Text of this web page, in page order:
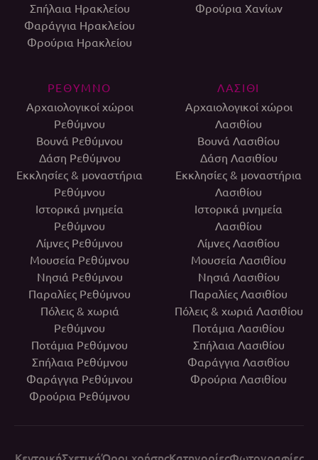
Σπήλαια Ηρακλείου
Φαράγγια Ηρακλείου
Φρούρια Ηρακλείου
Φρούρια Χανίων
ΡΕΘΥΜΝΟ
Αρχαιολογικοί χώροι
Ρεθύμνου
Βουνά Ρεθύμνου
Δάση Ρεθύμνου
Εκκλησίες & μοναστήρια
Ρεθύμνου
Ιστορικά μνημεία
Ρεθύμνου
Λίμνες Ρεθύμνου
Μουσεία Ρεθύμνου
Νησιά Ρεθύμνου
Παραλίες Ρεθύμνου
Πόλεις & χωριά
Ρεθύμνου
Ποτάμια Ρεθύμνου
Σπήλαια Ρεθύμνου
Φαράγγια Ρεθύμνου
Φρούρια Ρεθύμνου
ΛΑΣΙΘΙ
Αρχαιολογικοί χώροι
Λασιθίου
Βουνά Λασιθίου
Δάση Λασιθίου
Εκκλησίες & μοναστήρια
Λασιθίου
Ιστορικά μνημεία
Λασιθίου
Λίμνες Λασιθίου
Μουσεία Λασιθίου
Νησιά Λασιθίου
Παραλίες Λασιθίου
Πόλεις & χωριά Λασιθίου
Ποτάμια Λασιθίου
Σπήλαια Λασιθίου
Φαράγγια Λασιθίου
Φρούρια Λασιθίου